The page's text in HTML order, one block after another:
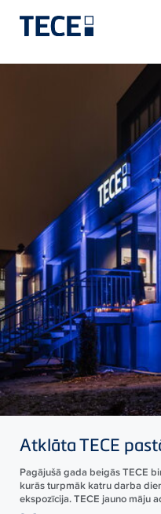
Skip to main content
AtklātaTECE
Pagājušā gada beigās TECE
kurās turpmāk katru darba
ekspozīcija. TECE jauno māju